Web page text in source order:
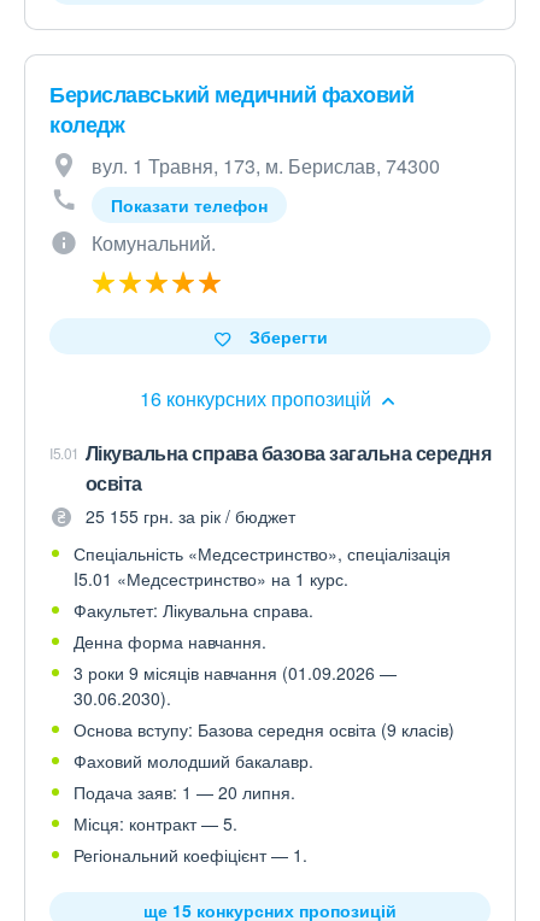
Бериславський медичний фаховий
коледж
вул. 1 Травня, 173, м. Берислав, 74300
Показати телефон
Комунальний.
16 конкурсних пропозицій
Зберегти
I5.01 Лікувальна справа базова загальна середня
освіта
25 155 грн. за рік / бюджет
Спеціальність «Медсестринство», спеціалізація
I5.01 «Медсестринство» на 1 курс.
Факультет: Лікувальна справа.
Денна форма навчання.
3 роки 9 місяців навчання (01.09.2026 —
30.06.2030).
Основа вступу: Базова середня освіта (9 класів)
Фаховий молодший бакалавр.
Подача заяв: 1 — 20 липня.
Місця: контракт — 5.
Регіональний коефіцієнт — 1.
ще 15 конкурсних пропозицій